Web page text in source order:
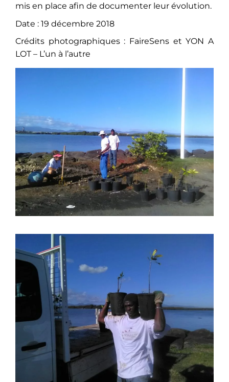
mis en place afin de documenter leur évolution.
Date : 19 décembre 2018
Crédits photographiques : FaireSens et YON A
LOT – L’un à l’autre